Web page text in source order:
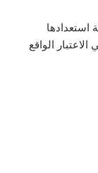
استعدادها
الواقع